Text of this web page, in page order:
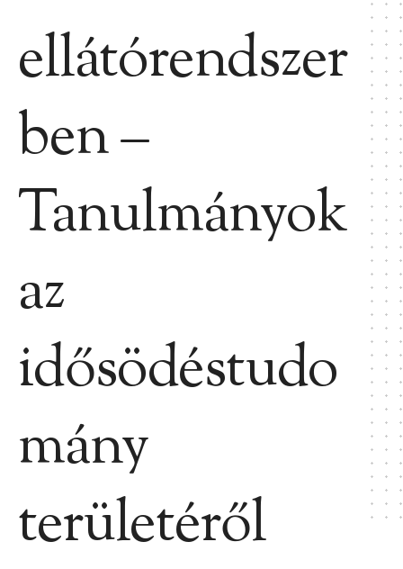
ellátórendszer
ben –
Tanulmányok
az
idősödéstudo
mány
területéről